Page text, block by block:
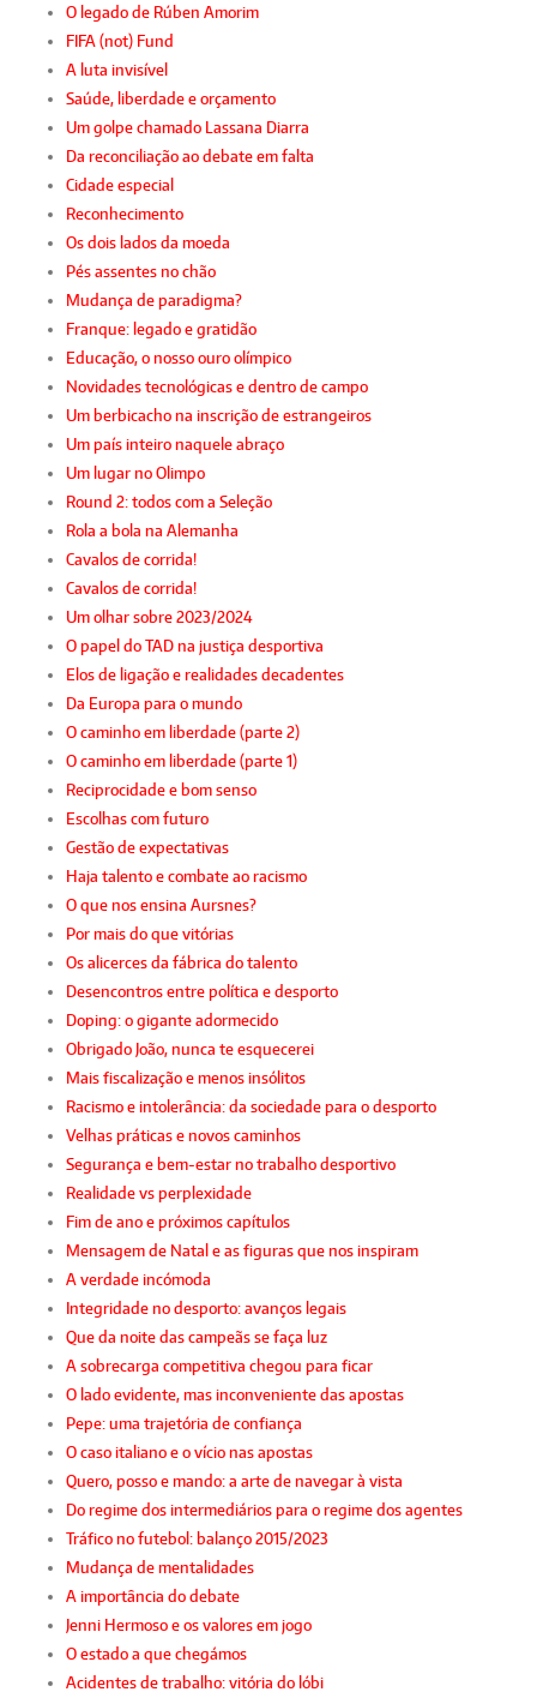
O legado de Rúben Amorim
FIFA (not) Fund
A luta invisível
Saúde, liberdade e orçamento
Um golpe chamado Lassana Diarra
Da reconciliação ao debate em falta
Cidade especial
Reconhecimento
Os dois lados da moeda
Pés assentes no chão
Mudança de paradigma?
Franque: legado e gratidão
Educação, o nosso ouro olímpico
Novidades tecnológicas e dentro de campo
Um berbicacho na inscrição de estrangeiros
Um país inteiro naquele abraço
Um lugar no Olimpo
Round 2: todos com a Seleção
Rola a bola na Alemanha
Cavalos de corrida!
Cavalos de corrida!
Um olhar sobre 2023/2024
O papel do TAD na justiça desportiva
Elos de ligação e realidades decadentes
Da Europa para o mundo
O caminho em liberdade (parte 2)
O caminho em liberdade (parte 1)
Reciprocidade e bom senso
Escolhas com futuro
Gestão de expectativas
Haja talento e combate ao racismo
O que nos ensina Aursnes?
Por mais do que vitórias
Os alicerces da fábrica do talento
Desencontros entre política e desporto
Doping: o gigante adormecido
Obrigado João, nunca te esquecerei
Mais fiscalização e menos insólitos
Racismo e intolerância: da sociedade para o desporto
Velhas práticas e novos caminhos
Segurança e bem-estar no trabalho desportivo
Realidade vs perplexidade
Fim de ano e próximos capítulos
Mensagem de Natal e as figuras que nos inspiram
A verdade incómoda
Integridade no desporto: avanços legais
Que da noite das campeãs se faça luz
A sobrecarga competitiva chegou para ficar
O lado evidente, mas inconveniente das apostas
Pepe: uma trajetória de confiança
O caso italiano e o vício nas apostas
Quero, posso e mando: a arte de navegar à vista
Do regime dos intermediários para o regime dos agentes
Tráfico no futebol: balanço 2015/2023
Mudança de mentalidades
A importância do debate
Jenni Hermoso e os valores em jogo
O estado a que chegámos
Acidentes de trabalho: vitória do lóbi